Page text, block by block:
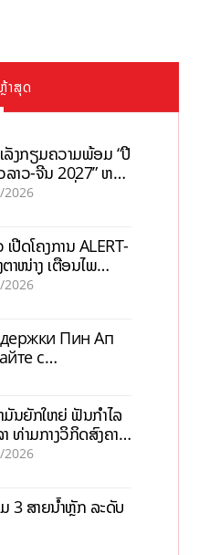
າສຸດ
ລັ່ງກຽມຄວາມພ້ອມ “ປີ
າວ-ຈີນ 2027” ຫວັງ
ະກິດທ້ອງຖິ່ນ
2026
ປີດໂຄງການ ALERT-
ຕາໜ່າງ ເຕືອນໄພ
າດທົ່ວປະເທດ
2026
Пин Ап
с
ນຍັກໃຫຍ່ ຟັນກຳໄລ
ທ່າມກາງວິກິດສົງຄາມ
ແພງ
2026
3 ສາຍນໍ້າຫຼັກ ລະດັບ